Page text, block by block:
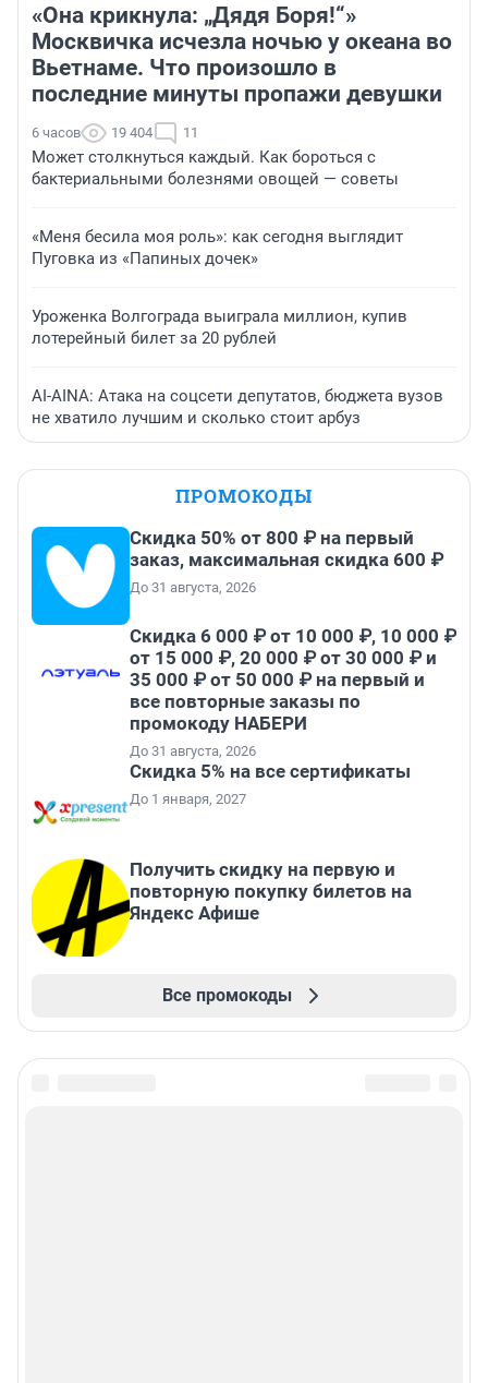
«Она крикнула: „Дядя Боря!“»
Москвичка исчезла ночью у океана во
Вьетнаме. Что произошло в
последние минуты пропажи девушки
6 часов 19 404 11
Может столкнуться каждый. Как бороться с
бактериальными болезнями овощей — советы
«Меня бесила моя роль»: как сегодня выглядит
Пуговка из «Папиных дочек»
Уроженка Волгограда выиграла миллион, купив
лотерейный билет за 20 рублей
AI-AINA: Атака на соцсети депутатов, бюджета вузов
не хватило лучшим и сколько стоит арбуз
ПРОМОКОДЫ
Скидка 50% от 800 ₽ на первый
заказ, максимальная скидка 600 ₽
До 31 августа, 2026
Скидка 6 000 ₽ от 10 000 ₽, 10 000 ₽
от 15 000 ₽, 20 000 ₽ от 30 000 ₽ и
35 000 ₽ от 50 000 ₽ на первый и
все повторные заказы по
промокоду НАБЕРИ
До 31 августа, 2026
Скидка 5% на все сертификаты
До 1 января, 2027
Получить скидку на первую и
повторную покупку билетов на
Яндекс Афише
Все промокоды